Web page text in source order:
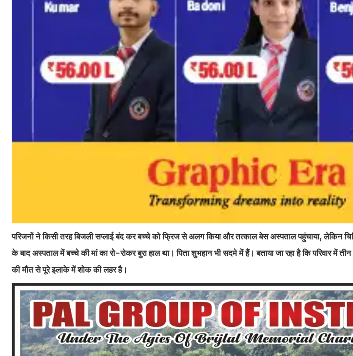
परिजनों ने किसी तरह बिजली सप्लाई बंद कर बच्चे को फ्रिज से अलग किया और तत्काल बेस अस्पताल पहुंचाया, लेकिन
के बाद अस्पताल में बच्चे की मां का रो-रोकर बुरा हाल था। पिता शुभहान भी सदमे में हैं। बताया जा रहा है कि परिवार में
की मौत से पूरे इलाके में शोक की लहर है।